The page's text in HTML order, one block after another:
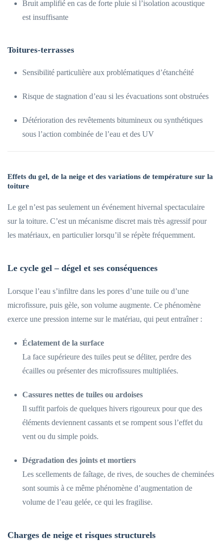
Bruit amplifié en cas de forte pluie si l’isolation acoustique
est insuffisante
Toitures-terrasses
Sensibilité particulière aux problématiques d’étanchéité
Risque de stagnation d’eau si les évacuations sont obstruées
Détérioration des revêtements bitumineux ou synthétiques
sous l’action combinée de l’eau et des UV
Effets du gel, de la neige et des variations de température sur la
toiture
Le gel n’est pas seulement un événement hivernal spectaculaire
sur la toiture. C’est un mécanisme discret mais très agressif pour
les matériaux, en particulier lorsqu’il se répète fréquemment.
Le cycle gel – dégel et ses conséquences
Lorsque l’eau s’infiltre dans les pores d’une tuile ou d’une
microfissure, puis gèle, son volume augmente. Ce phénomène
exerce une pression interne sur le matériau, qui peut entraîner :
Éclatement de la surface
La face supérieure des tuiles peut se déliter, perdre des
écailles ou présenter des microfissures multipliées.
Cassures nettes de tuiles ou ardoises
Il suffit parfois de quelques hivers rigoureux pour que des
éléments deviennent cassants et se rompent sous l’effet du
vent ou du simple poids.
Dégradation des joints et mortiers
Les scellements de faîtage, de rives, de souches de cheminées
sont soumis à ce même phénomène d’augmentation de
volume de l’eau gelée, ce qui les fragilise.
Charges de neige et risques structurels